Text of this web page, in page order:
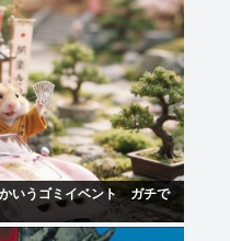
いうゴミイベント ガチで